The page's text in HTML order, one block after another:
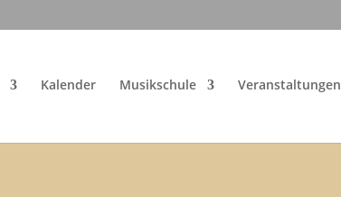
Kalender Musikschule Veranstaltungen